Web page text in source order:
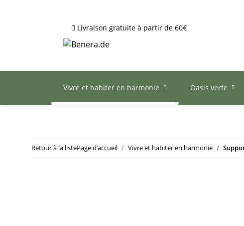
Livraison gratuite à partir de 60€
Vivre et habiter en harmonie Oasis verte
Retour à la listePage d’accueil Vivre et habiter en harmonie